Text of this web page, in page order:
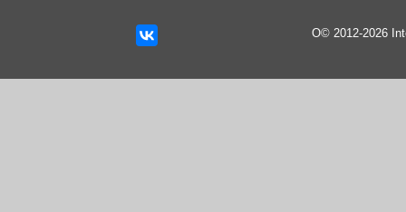
О© 2012-2026